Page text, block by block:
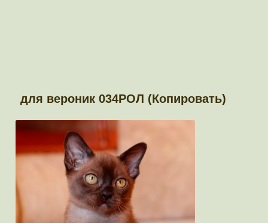
для вероник 034РОЛ (Копировать)